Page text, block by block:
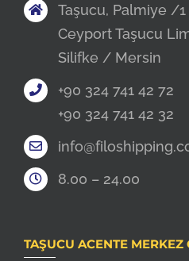
Taşucu, Palmiye /1
Ceyport Taşucu
Silifke / Mersin
+90 324 741 42 72
+90 324 741 42 32
8.00 – 24.00
TAŞUCU ACENTE MERKEZ